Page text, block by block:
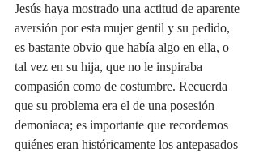
Jesús haya mostrado una actitud de aparente
aversión por esta mujer gentil y su pedido,
es bastante obvio que había algo en ella, o
tal vez en su hija, que no le inspiraba
compasión como de costumbre. Recuerda
que su problema era el de una posesión
demoniaca; es importante que recordemos
quiénes eran históricamente los antepasados